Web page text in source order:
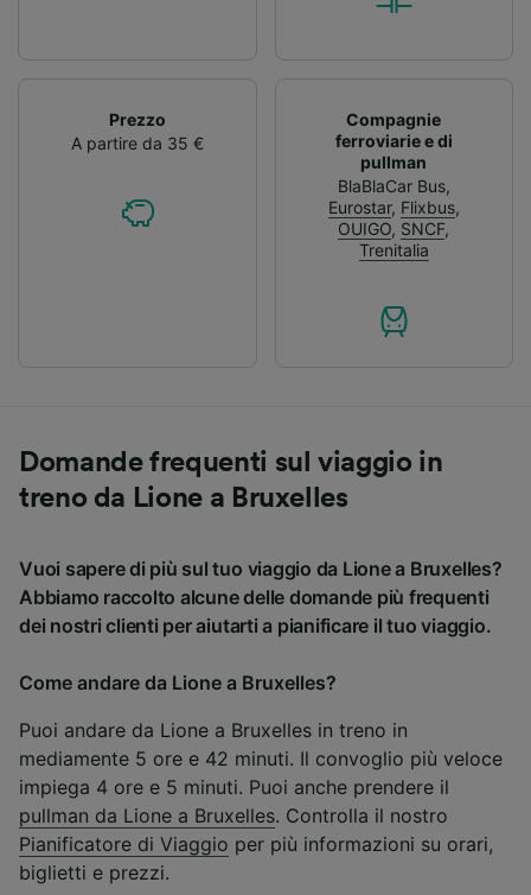
Prezzo
A partire da 35 €
Compagnie
ferroviarie e di
pullman
BlaBlaCar Bus,
Eurostar, Flixbus,
OUIGO, SNCF,
Trenitalia
Domande frequenti sul viaggio in
treno da Lione a Bruxelles
Vuoi sapere di più sul tuo viaggio da Lione a Bruxelles?
Abbiamo raccolto alcune delle domande più frequenti
dei nostri clienti per aiutarti a pianificare il tuo viaggio.
Come andare da Lione a Bruxelles?
Puoi andare da Lione a Bruxelles in treno in
mediamente 5 ore e 42 minuti. Il convoglio più veloce
impiega 4 ore e 5 minuti. Puoi anche prendere il
pullman da Lione a Bruxelles. Controlla il nostro
Pianificatore di Viaggio per più informazioni su orari,
biglietti e prezzi.